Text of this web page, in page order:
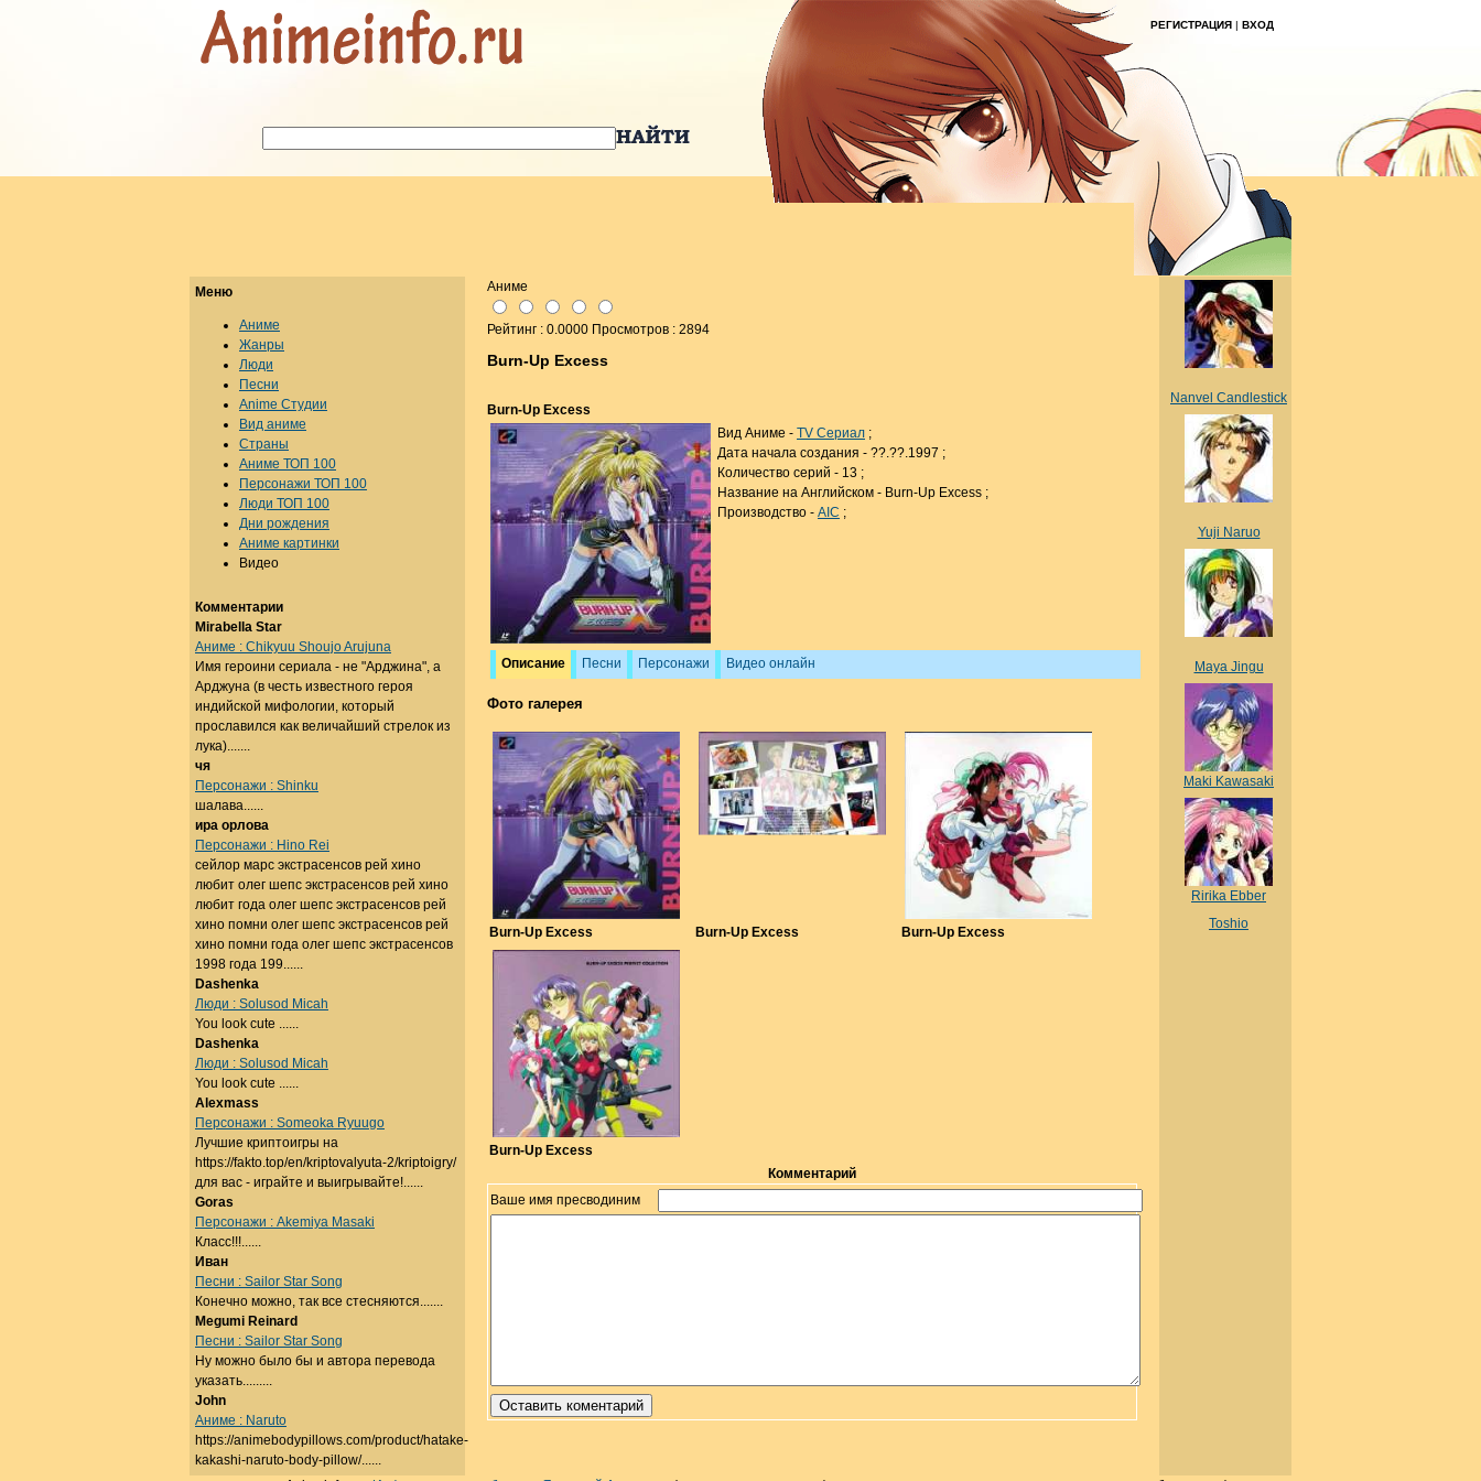
РЕГИСТРАЦИЯ | ВХОД
Аниме
Рейтинг : 0.0000 Просмотров : 2894
Burn-Up Excess
Burn-Up Excess
Вид Аниме - TV Сериал ;
Дата начала создания - ??.??.1997 ;
Количество серий - 13 ;
Название на Английском - Burn-Up Excess ;
Производство - AIC ;
Описание Песни Персонажи Видео онлайн
Фото галерея
Burn-Up Excess Burn-Up Excess Burn-Up Excess
Burn-Up Excess
Комментарий
Ваше имя пресводиним
Меню
Аниме
Жанры
Люди
Песни
Anime Студии
Вид аниме
Страны
Аниме ТОП 100
Персонажи ТОП 100
Люди ТОП 100
Дни рождения
Аниме картинки
Видео
Комментарии
Mirabella Star
Аниме : Chikyuu Shoujo Arujuna
Имя героини сериала - не "Арджина", а
Арджуна (в честь известного героя
индийской мифологии, который
прославился как величайший стрелок из
лука).......
чя
Персонажи : Shinku
шалава......
ира орлова
Персонажи : Hino Rei
сейлор марс экстрасенсов рей хино
любит олег шепс экстрасенсов рей хино
любит года олег шепс экстрасенсов рей
хино помни олег шепс экстрасенсов рей
хино помни года олег шепс экстрасенсов
1998 года 199......
Dashenka
Люди : Solusod Micah
You look cute ......
Dashenka
Люди : Solusod Micah
You look cute ......
Alexmass
Персонажи : Someoka Ryuugo
Лучшие криптоигры на
https://fakto.top/en/kriptovalyuta-2/kriptoigry/
для вас - играйте и выигрывайте!......
Goras
Персонажи : Akemiya Masaki
Класс!!!......
Иван
Песни : Sailor Star Song
Конечно можно, так все стесняются.......
Megumi Reinard
Песни : Sailor Star Song
Ну можно было бы и автора перевода
указать.........
John
Аниме : Naruto
https://animebodypillows.com/product/hatake-
kakashi-naruto-body-pillow/......
Nanvel Candlestick
Yuji Naruo
Maya Jingu
Maki Kawasaki
Ririka Ebber
Toshio